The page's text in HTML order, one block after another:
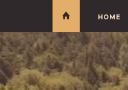
HOME